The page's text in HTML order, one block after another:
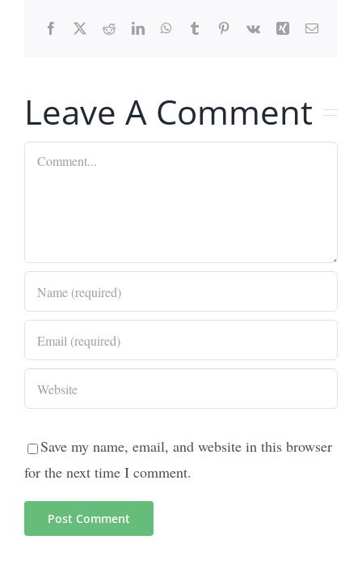
Facebook
X RedditLinkedInWhatsApp
TumblrPinterest
Vk Xing Email
Leave A Comment
Comment
Save my name, email, and website in this browser
for the next time I comment.